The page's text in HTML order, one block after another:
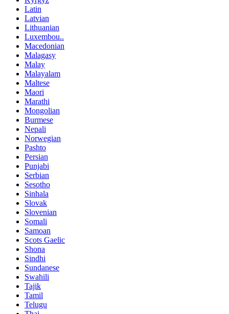
Latin
Latvian
Lithuanian
Luxembou..
Macedonian
Malagasy
Malay
Malayalam
Maltese
Maori
Marathi
Mongolian
Burmese
Nepali
Norwegian
Pashto
Persian
Punjabi
Serbian
Sesotho
Sinhala
Slovak
Slovenian
Somali
Samoan
Scots Gaelic
Shona
Sindhi
Sundanese
Swahili
Tajik
Tamil
Telugu